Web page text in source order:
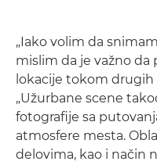
„Iako volim da
mislim da je važno
lokacije tokom drugih
„Užurbane scene
fotografije sa
atmosfere mesta.
delovima, kao i način